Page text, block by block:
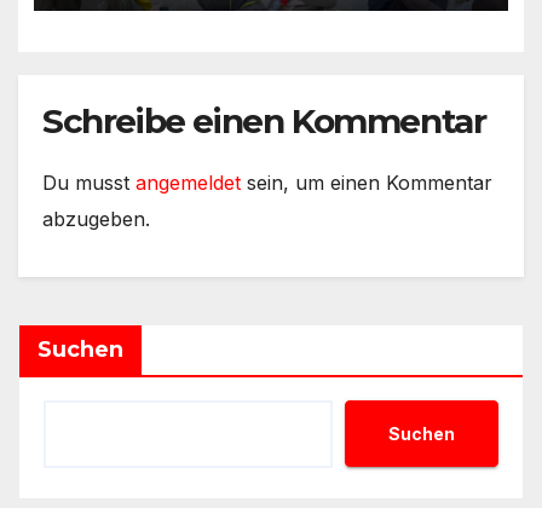
Schreibe einen Kommentar
Du musst angemeldet sein, um einen Kommentar
abzugeben.
Suchen
Suchen